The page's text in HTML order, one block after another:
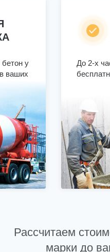
бетон у
ваших
До 2-х
Рассчитаем
марки до